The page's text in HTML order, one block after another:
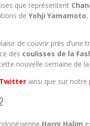
que représentent
de Yohji Yamamoto,
de couvrir près d’une
des coulisses de la
nouvelle semaine de
ainsi que sur notre
Harry Halim